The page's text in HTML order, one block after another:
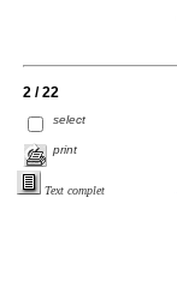
2 / 22
select
print
Text complet